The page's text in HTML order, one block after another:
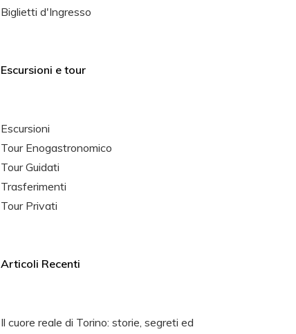
Biglietti d'Ingresso
Escursioni e tour
Escursioni
Tour Enogastronomico
Tour Guidati
Trasferimenti
Tour Privati
Articoli Recenti
Il cuore reale di Torino: storie, segreti ed